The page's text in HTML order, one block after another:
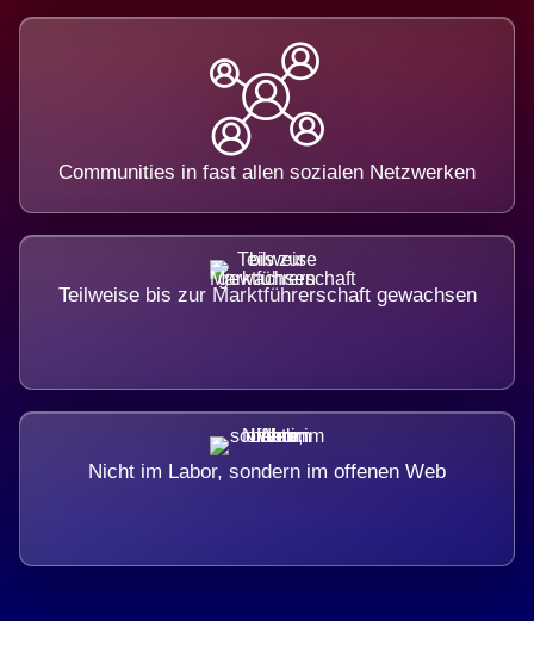
Communities in fast allen sozialen Netzwerken
Teilweise bis zur Marktführerschaft gewachsen
Nicht im Labor, sondern im offenen Web